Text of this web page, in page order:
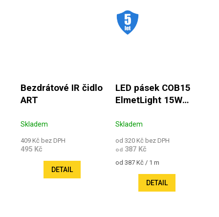
Bezdrátové IR čidlo
ART
Skladem
409 Kč bez DPH
495 Kč
DETAIL
.
LED pásek COB15
ElmetLight 15W
Skladem
od 320 Kč bez DPH
od387 Kč
Měrná cena:
od 387 Kč / 1 m
DETAIL